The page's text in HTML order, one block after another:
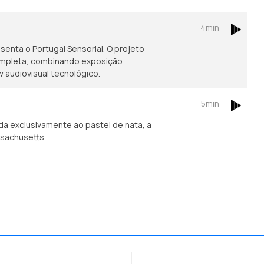
o Portugal Sensorial. O projeto
combinando exposição
audiovisual tecnológico.
4min
exclusivamente ao pastel de nata, a
5min